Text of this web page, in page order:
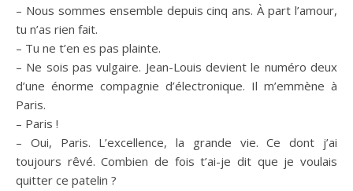
– Nous sommes ensemble depuis cinq ans. À part l’amour,
tu n’as rien fait.
– Tu ne t’en es pas plainte.
– Ne sois pas vulgaire. Jean-Louis devient le numéro deux
d’une énorme compagnie d’électronique. Il m’emmène à
Paris.
– Paris !
– Oui, Paris. L’excellence, la grande vie. Ce dont j’ai
toujours rêvé. Combien de fois t’ai-je dit que je voulais
quitter ce patelin ?